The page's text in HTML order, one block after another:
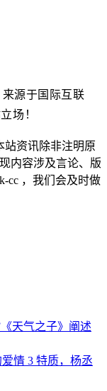
源于国际互联
场！
站资讯除非注明原
内容涉及言论、版
cc ，我们会及时做
天气之子》阐述
情 3 特质，杨丞